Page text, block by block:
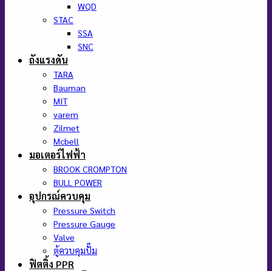
WQD
STAC
SSA
SNC
ถังแรงดัน
TARA
Bauman
MIT
varem
Zilmet
Mcbell
มอเตอร์ไฟฟ้า
BROOK CROMPTON
BULL POWER
อุปกรณ์ควบคุม
Pressure Switch
Pressure Gauge
Valve
ตู้ควบคุมปั๊ม
ฟิตติ้ง PPR